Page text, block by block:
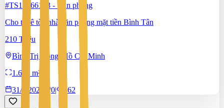
#TS19366183 - Văn phòng
Cho thuê tòa nhà văn phòng mặt tiền Bình Tân
210 Triệu
Bình Trị Đông, Hồ Chí Minh
1.600 m²
31/7/2026
0| 162